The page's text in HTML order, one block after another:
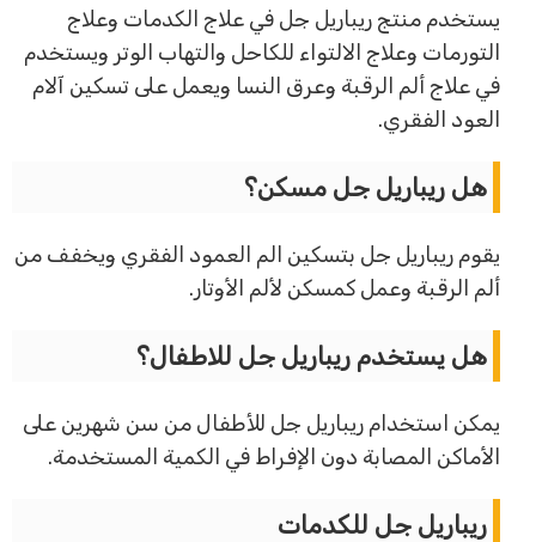
يستخدم منتج ريباريل جل في علاج الكدمات وعلاج
التورمات وعلاج الالتواء للكاحل والتهاب الوتر ويستخدم
في علاج ألم الرقبة وعرق النسا ويعمل على تسكين آلام
العود الفقري.
هل ريباريل جل مسكن؟
يقوم ريباريل جل بتسكين الم العمود الفقري ويخفف من
ألم الرقبة وعمل كمسكن لألم الأوتار.
هل يستخدم ريباريل جل للاطفال؟
يمكن استخدام ريباريل جل للأطفال من سن شهرين على
الأماكن المصابة دون الإفراط في الكمية المستخدمة.
ريباريل جل للكدمات